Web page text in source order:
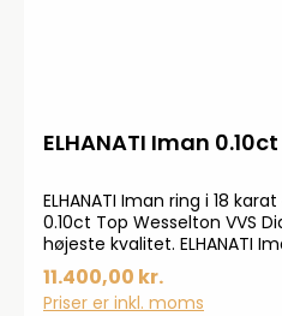
ELHANATI Iman
ELHANATI Iman ring i 18
0.10ct Top Wesselton VVS
højeste kvalitet. ELHANATI
for øjet. Alle smykker er
11.400,00 kr.
Priser er inkl. moms